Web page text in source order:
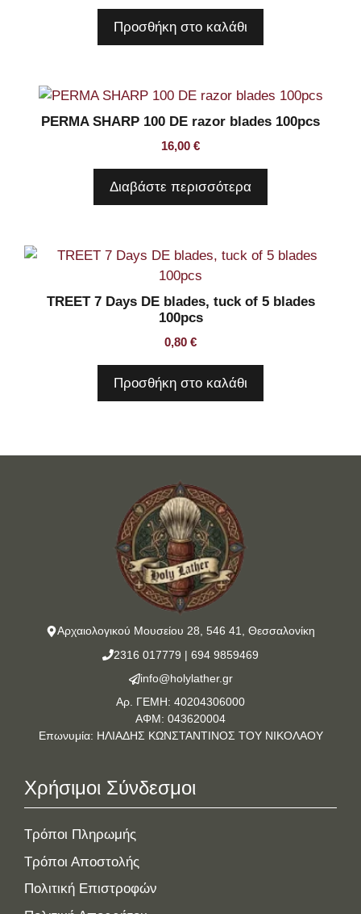
Προσθήκη στο καλάθι
PERMA SHARP 100 DE razor blades 100pcs
16,00 €
Διαβάστε περισσότερα
TREET 7 Days DE blades, tuck of 5 blades
100pcs
0,80 €
Προσθήκη στο καλάθι
Αρχαιολογικού Μουσείου 28, 546 41, Θεσσαλονίκη
2316 017779 | 694 9859469
info@holylather.gr
Αρ. ΓΕΜΗ: 40204306000
ΑΦΜ: 043620004
Επωνυμία: ΗΛΙΑΔΗΣ ΚΩΝΣΤΑΝΤΙΝΟΣ ΤΟΥ ΝΙΚΟΛΑΟΥ
Χρήσιμοι Σύνδεσμοι
Τρόποι Πληρωμής
Τρόποι Αποστολής
Πολιτική Επιστροφών